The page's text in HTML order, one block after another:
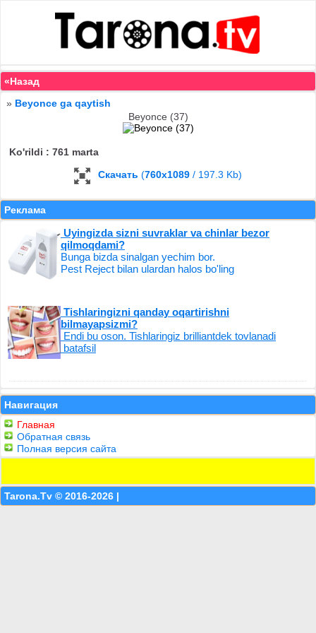
«Назад
» Beyonce ga qaytish
Beyonce (37)
Ko'rildi : 761 marta
Скачать (760x1089 / 197.3 Kb)
Реклама
Uyingizda sizni suvraklar va chinlar bezor
qilmoqdami?
Bunga bizda sinalgan yechim bor.
Pest Reject bilan ulardan halos bo'ling
Tishlaringizni qanday oqartirishni
bilmayapsizmi?
Endi bu oson. Tishlaringiz brilliantdek tovlanadi
batafsil
Навигация
Главная
Обратная связь
Полная версия сайта
Tarona.Tv © 2016-2026 |